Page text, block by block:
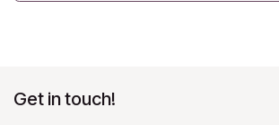
Get in touch!